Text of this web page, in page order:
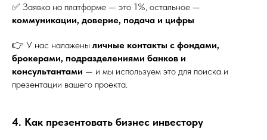
✅ Заявка на платформе — это 1%, остальное —
коммуникации, доверие, подача и цифры
👉 У нас налажены личные контакты с фондами,
брокерами, подразделениями банков и
консультантами — и мы используем это для поиска и
презентации вашего проекта.
4. Как презентовать бизнес инвестору